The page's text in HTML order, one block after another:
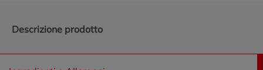
Descrizione prodotto